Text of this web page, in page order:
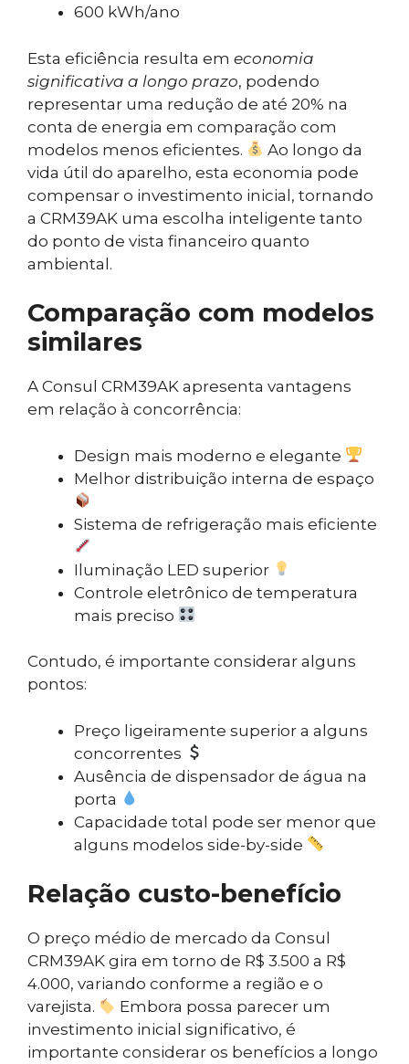
600 kWh/ano
Esta eficiência resulta em economia
significativa a longo prazo, podendo
representar uma redução de até 20% na
conta de energia em comparação com
modelos menos eficientes.
Ao longo da
vida útil do aparelho, esta economia pode
compensar o investimento inicial, tornando
a CRM39AK uma escolha inteligente tanto
do ponto de vista financeiro quanto
ambiental.
Comparação com modelos
similares
A Consul CRM39AK apresenta vantagens
em relação à concorrência:
Design mais moderno e elegante
Melhor distribuição interna de espaço
Sistema de refrigeração mais eficiente
Iluminação LED superior
Controle eletrônico de temperatura
mais preciso
Contudo, é importante considerar alguns
pontos:
Preço ligeiramente superior a alguns
concorrentes
Ausência de dispensador de água na
porta
Capacidade total pode ser menor que
alguns modelos side-by-side
Relação custo-benefício
O preço médio de mercado da Consul
CRM39AK gira em torno de R$ 3.500 a R$
4.000, variando conforme a região e o
varejista.
Embora possa parecer um
investimento inicial significativo, é
importante considerar os benefícios a longo